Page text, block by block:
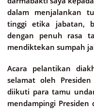
dalam menjalankan
tinggi etika jabatan,
dengan penuh rasa
mendiktekan sumpah
Acara pelantikan
selamat oleh
diikuti para tamu
mendampingi